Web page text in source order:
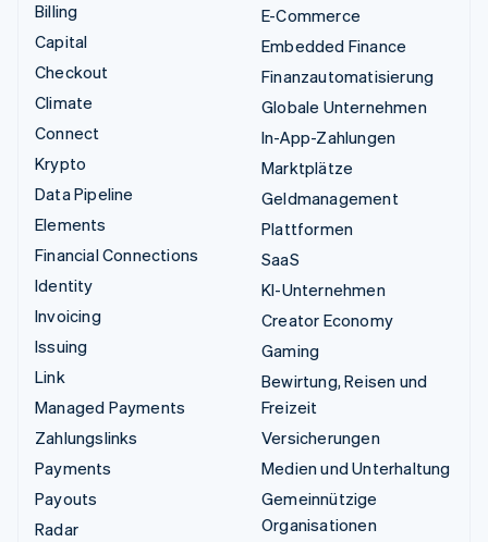
Billing
Capital
Checkout
Climate
Connect
Krypto
Data Pipeline
Elements
Financial Connections
Identity
Invoicing
Issuing
Link
Managed Payments
Zahlungslinks
Payments
Payouts
Radar
E-Commerce
Embedded Finance
Finanzautomatisierung
Globale Unternehmen
In-App-Zahlungen
Marktplätze
Geldmanagement
Plattformen
SaaS
KI-Unternehmen
Creator Economy
Gaming
Bewirtung, Reisen und
Freizeit
Versicherungen
Medien und Unterhaltung
Gemeinnützige
Organisationen